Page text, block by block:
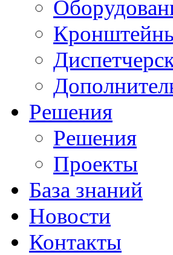
Решения
Решения
Проекты
База знаний
Новости
Контакты